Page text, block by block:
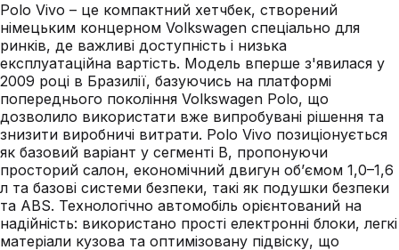
Polo Vivo – це компактний хетчбек, створений
німецьким концерном Volkswagen спеціально для
ринків, де важливі доступність і низька
експлуатаційна вартість. Модель вперше з'явилася у
2009 році в Бразилії, базуючись на платформі
попереднього покоління Volkswagen Polo, що
дозволило використати вже випробувані рішення та
знизити виробничі витрати. Polo Vivo позиціонується
як базовий варіант у сегменті B, пропонуючи
просторий салон, економічний двигун об’ємом 1,0–1,6
л та базові системи безпеки, такі як подушки безпеки
та ABS. Технологічно автомобіль орієнтований на
надійність: використано прості електронні блоки, легкі
матеріали кузова та оптимізовану підвіску, що